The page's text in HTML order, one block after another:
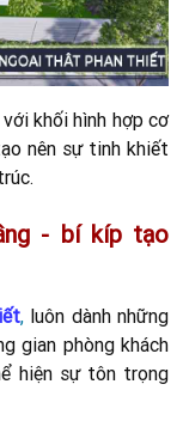
khối hình hợp cơ
nên sự tinh khiết
- bí kíp tạo
,luôn dành những
gian phòng khách
hiện sự tôn trọng